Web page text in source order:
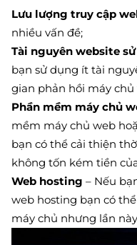
Lưu lượng truy cập
nhiều vấn đề;
Tài nguyên website
bạn sử dụng ít tài
gian phản hồi máy
Phần mềm máy chủ
mềm máy chủ web
bạn có thể cải thiện
không tốn kém tiền
Web hosting – Nếu
web hosting bạn có
máy chủ nhưng lần